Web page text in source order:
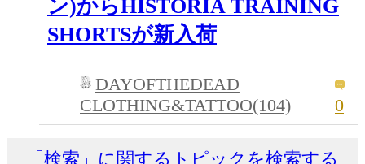
ン)からHISTORIA TRAINING
SHORTSが新入荷
DAYOFTHEDEAD
CLOTHING&TATTOO(104)
0
「検索」に関するトピックを検索する